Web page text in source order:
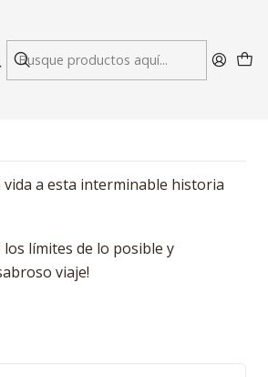
a esta interminable historia
límites de lo posible y
viaje!